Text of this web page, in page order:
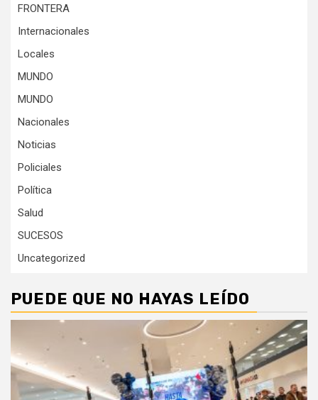
FRONTERA
Internacionales
Locales
MUNDO
MUNDO
Nacionales
Noticias
Policiales
Política
Salud
SUCESOS
Uncategorized
PUEDE QUE NO HAYAS LEÍDO